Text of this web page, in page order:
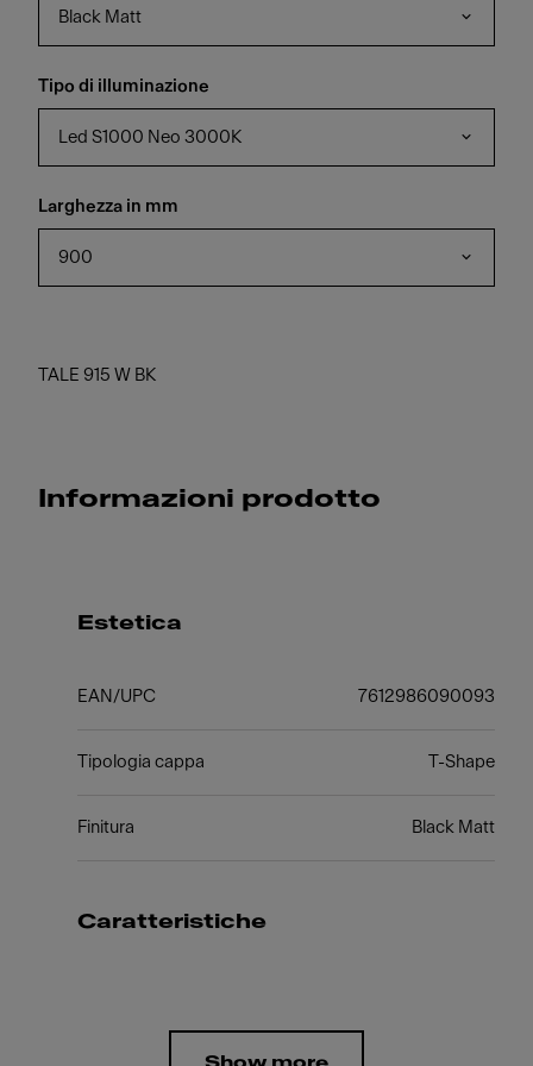
Black Matt
Tipo di illuminazione
Led S1000 Neo 3000K
Larghezza in mm
900
TALE 915 W BK
Informazioni prodotto
Estetica
EAN/UPC 7612986090093
Tipologia cappa T-Shape
Finitura Black Matt
Caratteristiche